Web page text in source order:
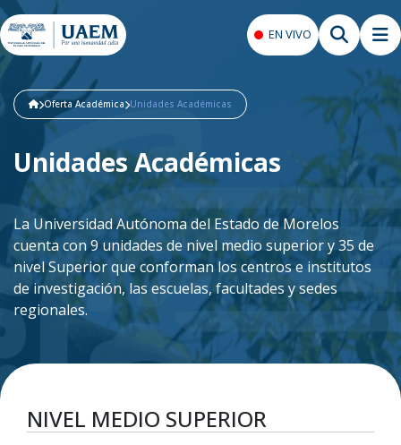
EN VIVO
Oferta Académica Unidades Académicas
Unidades Académicas
La Universidad Autónoma del Estado de Morelos
cuenta con 9 unidades de nivel medio superior y 35 de
nivel Superior que conforman los centros e institutos
de investigación, las escuelas, facultades y sedes
regionales.
NIVEL MEDIO SUPERIOR